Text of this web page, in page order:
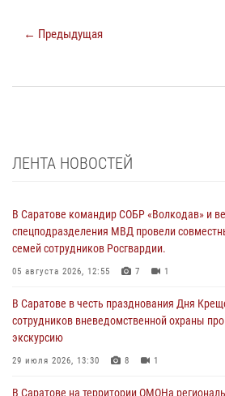
← Предыдущая
ЛЕНТА НОВОСТЕЙ
В Саратове командир СОБР «Волкодав» и
спецподразделения МВД провели
семей сотрудников Росгвардии.
05 августа 2026, 12:55 7 1
В Саратове в честь празднования Дня
сотрудников вневедомственной охраны
экскурсию
29 июля 2026, 13:30 8 1
В Саратове на территории ОМОНа